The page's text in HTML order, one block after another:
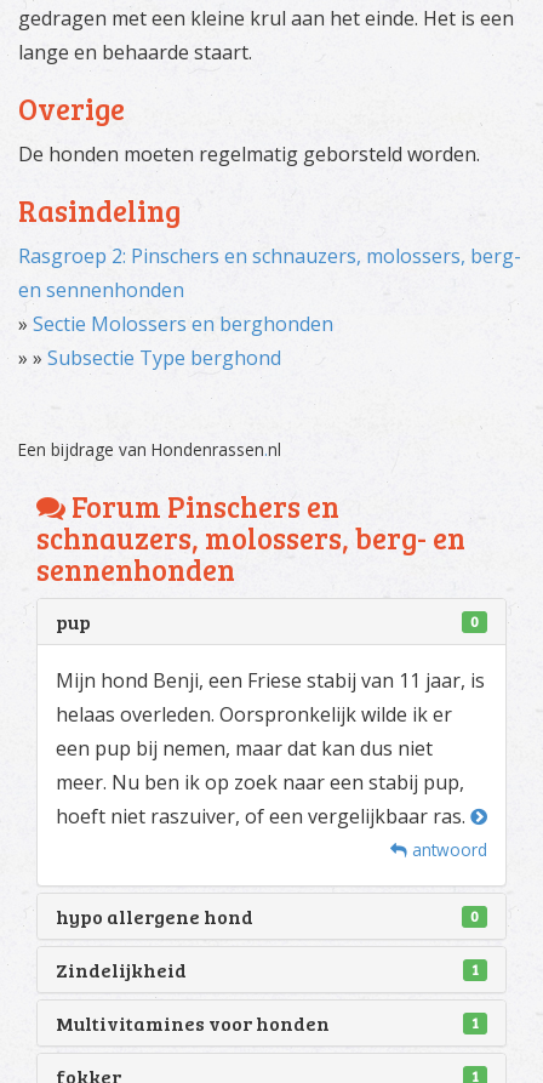
gedragen met een kleine krul aan het einde. Het is een
lange en behaarde staart.
Overige
De honden moeten regelmatig geborsteld worden.
Rasindeling
Rasgroep 2: Pinschers en schnauzers, molossers, berg-
en sennenhonden
» Sectie Molossers en berghonden
» » Subsectie Type berghond
Een bijdrage van Hondenrassen.nl
Forum Pinschers en
schnauzers, molossers, berg- en
sennenhonden
pup 0
Mijn hond Benji, een Friese stabij van 11 jaar, is
helaas overleden. Oorspronkelijk wilde ik er
een pup bij nemen, maar dat kan dus niet
meer. Nu ben ik op zoek naar een stabij pup,
hoeft niet raszuiver, of een vergelijkbaar ras.
antwoord
hypo allergene hond 0
Zindelijkheid 1
Multivitamines voor honden 1
fokker 1